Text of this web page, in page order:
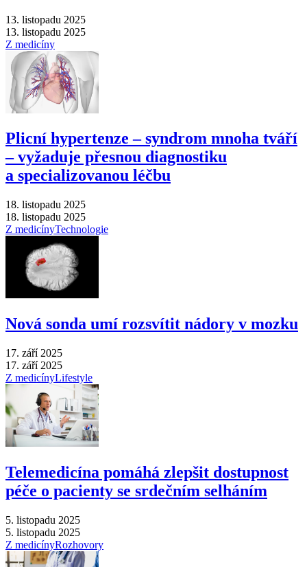
13. listopadu 2025
13. listopadu 2025
Z medicíny
Plicní hypertenze –⁠ syndrom mnoha tváří
–⁠ vyžaduje přesnou diagnostiku
a specializovanou léčbu
18. listopadu 2025
18. listopadu 2025
Z medicínyTechnologie
Nová sonda umí rozsvítit nádory v mozku
17. září 2025
17. září 2025
Z medicínyLifestyle
Telemedicína pomáhá zlepšit dostupnost
péče o pacienty se srdečním selháním
5. listopadu 2025
5. listopadu 2025
Z medicínyRozhovory